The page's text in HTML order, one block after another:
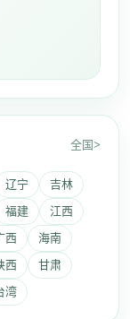
全国>
辽宁
吉林
福建
江西
西
海南
西
甘肃
湾